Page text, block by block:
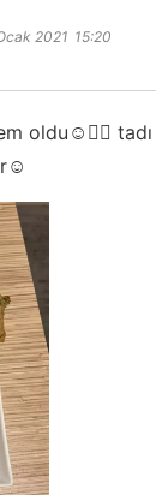
2021 15:20
oldu☺️👌🏻 tadı